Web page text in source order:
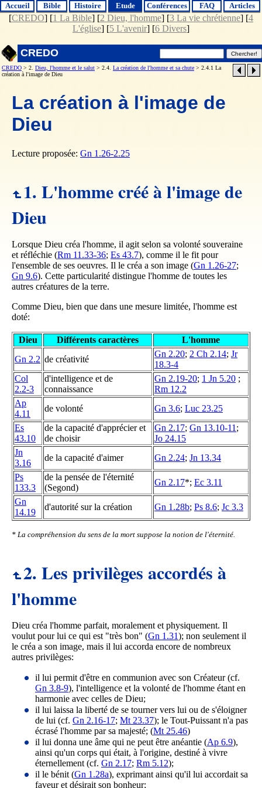
Accueil Bible Histoire Etude Conférences FAQ Articles
[CREDO] [1 La Bible] [2 Dieu, l'homme] [3 La vie chrétienne] [4
L'église] [5 L'avenir] [6 Divers]
CREDO
CREDO > 2. Dieu, l'homme et le salut > 2.4. La création de l'homme et sa chute > 2.4.1 La
création à l'image de Dieu
La création à l'image de
Dieu
Lecture proposée: Gn 1.26-2.25
1. L'homme créé à l'image de
Dieu
Lorsque Dieu créa l'homme, il agit selon sa volonté souveraine
et réfléchie (Rm 11.33-36; Es 43.7), comme il le fit pour
l'ensemble de ses oeuvres. Il le créa a son image (Gn 1.26-27;
Gn 9.6). Cette particularité distingue l'homme de toutes les
autres créatures de la terre.
Comme Dieu, bien que dans une mesure limitée, l'homme est
doté:
Dieu Différents caractères
L'homme
Gn 2.2 de créativité
Gn 2.20; 2 Ch 2.14; Jr
18.3-4
Col
2.2-3
d'intelligence et de
connaissance
Gn 2.19-20; 1 Jn 5.20 ;
Rm 12.2
Ap
4.11
de volonté Gn 3.6; Luc 23.25
Es
43.10
de la capacité d'apprécier et
de choisir
Gn 2.17; Gn 13.10-11 ;
Jo 24.15
Jn
3.16
de la capacité d'aimer Gn 2.24; Jn 13.34
Ps
133.3
de la pensée de l'éternité
(Segond)
Gn 2.17*; Ec 3.11
Gn
14.19
d'autorité sur la création Gn 1.28b; Ps 8.6; Jc 3.3
* La compréhension du sens de la mort suppose la notion de l'éternité.
2. Les privilèges accordés à
l'homme
Dieu créa l'homme parfait, moralement et physiquement. Il
voulut pour lui ce qui est "très bon" (Gn 1.31); non seulement il
le créa a son image, mais il lui accorda encore de nombreux
autres privilèges:
il lui permit d'être en communion avec son Créateur (cf.
Gn 3.8-9), l'intelligence et la volonté de l'homme étant en
harmonie avec celles de Dieu;
il lui laissa la liberté de se tourner vers lui ou de s'éloigner
de lui (cf. Gn 2.16-17; Mt 23.37); le Tout-Puissant n'a pas
écrasé l'homme par sa majesté; (Mt 25.46)
il lui donna une âme qui ne peut être anéantie (Ap 6.9),
ainsi qu'un corps qui était, à l'origine, destiné à vivre
éternellement (cf. Gn 2.17; Rm 5.12);
il le bénit (Gn 1.28a), exprimant ainsi qu'il lui accordait sa
faveur et désirait son bonheur;